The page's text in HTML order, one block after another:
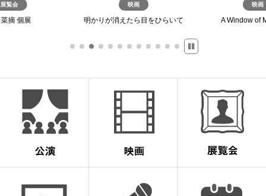
展覧会
摘 個展
映画
明かりが消えたら目をひらいて
映画
A Window of